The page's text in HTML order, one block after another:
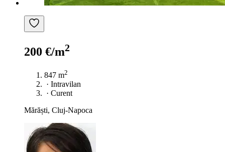
200 €/m2
847 m2
· Intravilan
· Curent
Mărăști, Cluj-Napoca